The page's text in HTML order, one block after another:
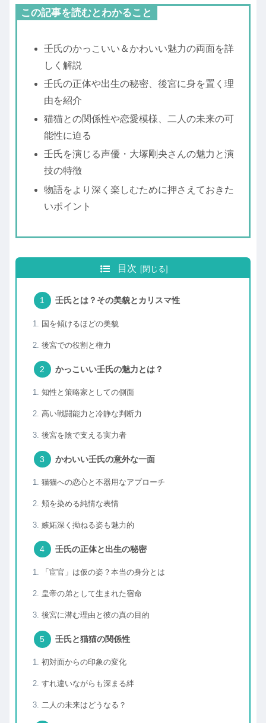
この記事を読むとわかること
壬氏のかっこいい＆かわいい魅力の両面を詳
しく解説
壬氏の正体や出生の秘密、後宮に身を置く理
由を紹介
猫猫との関係性や恋愛模様、二人の未来の可
能性に迫る
壬氏を演じる声優・大塚剛央さんの魅力と演
技の特徴
物語をより深く楽しむために押さえておきた
いポイント
目次
壬氏とは？その美貌とカリスマ性
国を傾けるほどの美貌
後宮での役割と権力
かっこいい壬氏の魅力とは？
知性と策略家としての側面
高い戦闘能力と冷静な判断力
後宮を陰で支える実力者
かわいい壬氏の意外な一面
猫猫への恋心と不器用なアプローチ
頬を染める純情な表情
嫉妬深く拗ねる姿も魅力的
壬氏の正体と出生の秘密
「宦官」は仮の姿？本当の身分とは
皇帝の弟として生まれた宿命
後宮に潜む理由と彼の真の目的
壬氏と猫猫の関係性
初対面からの印象の変化
すれ違いながらも深まる絆
二人の未来はどうなる？